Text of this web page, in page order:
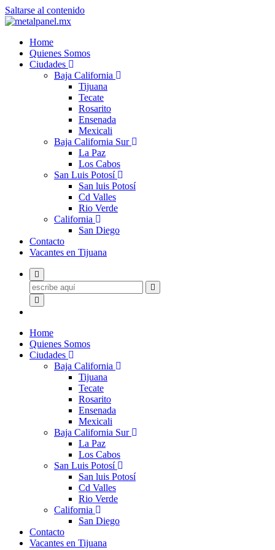
Saltarse al contenido
Home
Quienes Somos
Ciudades
Baja California
Tijuana
Tecate
Rosarito
Ensenada
Mexicali
Baja California Sur
La Paz
Los Cabos
San Luis Potosí
San luis Potosí
Cd Valles
Rio Verde
California
San Diego
Contacto
Vacantes en Tijuana
Home
Quienes Somos
Ciudades
Baja California
Tijuana
Tecate
Rosarito
Ensenada
Mexicali
Baja California Sur
La Paz
Los Cabos
San Luis Potosí
San luis Potosí
Cd Valles
Rio Verde
California
San Diego
Contacto
Vacantes en Tijuana